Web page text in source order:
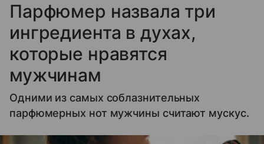
Парфюмер назвала три
ингредиента в духах,
которые нравятся
мужчинам
Одними из самых соблазнительных
парфюмерных нот мужчины считают мускус.